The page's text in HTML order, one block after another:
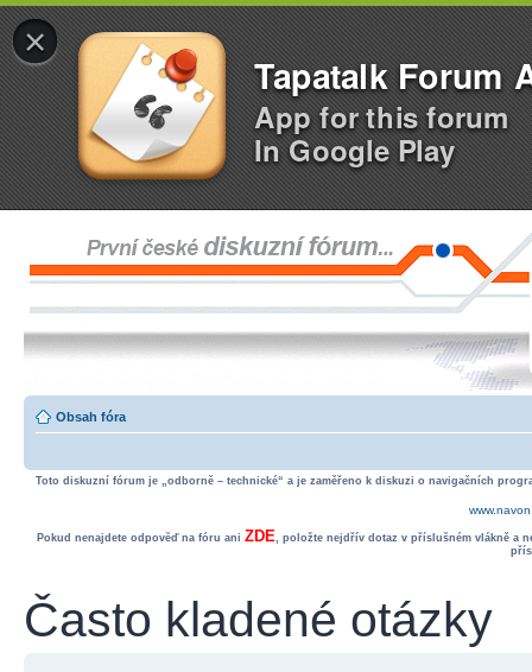
×
Tapatalk Forum
App for this forum
In Google Play
Obsah fóra
Toto diskuzní fórum je „odborně – technické“ a je zaměřeno k diskuzi o navigačních
Pokud nenajdete odpověď na fóru ani ZDE, položte nejdřív dotaz v příslušném vlákně a
Často kladené otázky